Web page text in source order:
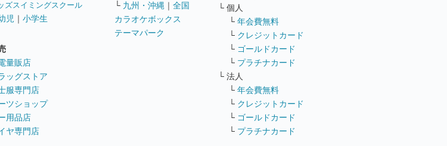
ズスイミングスクール
児 ｜ 小学生
量販店
ッグストア
服専門店
ツショップ
用品店
ヤ専門店
└ 九州・沖縄 ｜ 全国
カラオケボックス
テーマパーク
└ 個人
└ 年会費無料
└ クレジットカード
└ ゴールドカード
└ プラチナカード
└ 法人
└ 年会費無料
└ クレジットカード
└ ゴールドカード
└ プラチナカード